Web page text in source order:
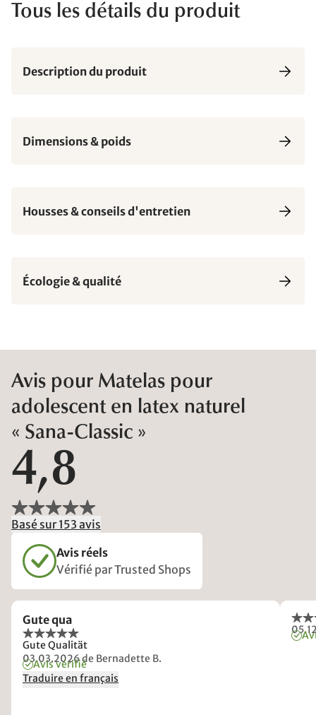
Tous les détails du produit
Description du produit
Dimensions & poids
Housses & conseils d'entretien
Écologie & qualité
Avis pour Matelas pour
adolescent en latex naturel
« Sana-Classic »
4,8
Basé sur 153 avis
Avis réels
Vérifié par Trusted Shops
Gute qua
Gute Qualität
03.03.2026de Bernadette B.
Avis vérifié
Traduire en français